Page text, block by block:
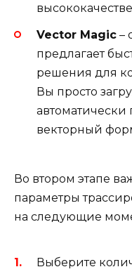
Vector Magic –
предлагает
решения для
Вы просто
автоматически
векторный
Во втором этапе
параметры
на следующие
Выберите